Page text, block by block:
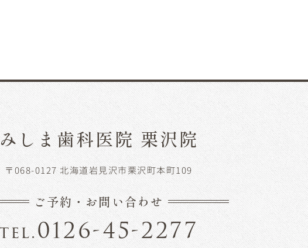
みしま歯科医院 栗沢院
〒068-0127 北海道岩見沢市栗沢町本町109
ご予約・お問い合わせ
0126-45-2277